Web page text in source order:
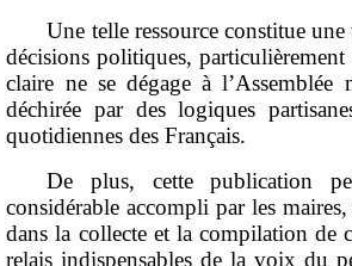
Une telle ressource constitue
décisions politiques,
claire ne se dégage à
déchirée par des logiques
quotidiennes des Français.
De plus, cette publication
considérable accompli par les
dans la collecte et la compilation de
relais indispensables de la voix du